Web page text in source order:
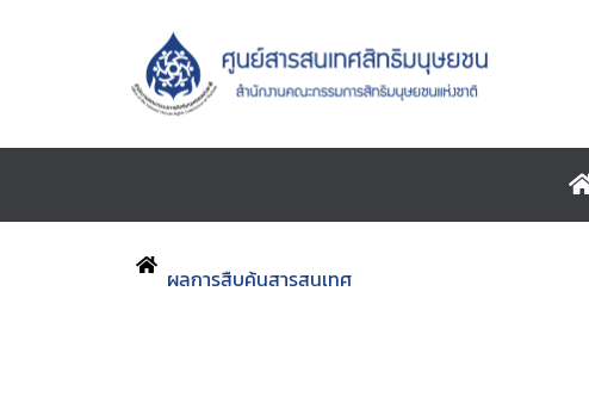
ผลการสืบค้นสารสนเทศ